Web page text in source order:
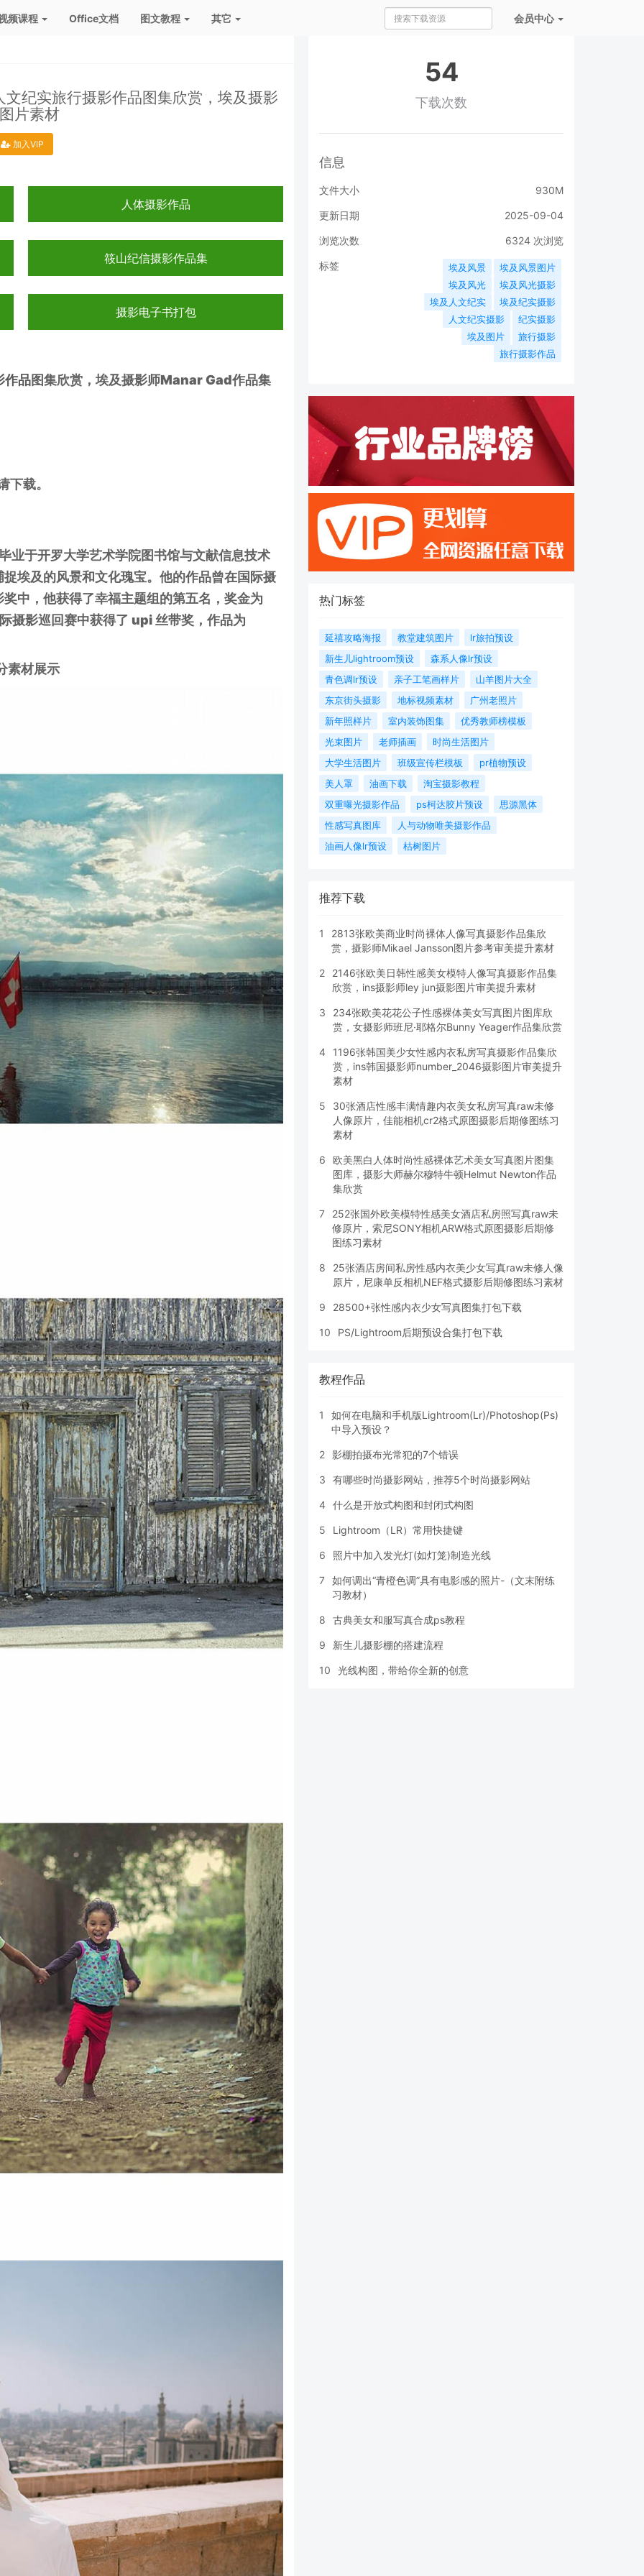
频课程 Office文档 图文教程 其它 会员中心
纪实旅行摄影作品图集欣赏，埃及摄影
片素材
加入VIP
人体摄影作品
筱山纪信摄影作品集
摄影电子书打包
作品图集欣赏，埃及摄影师Manar Gad作品集
下载。
业于开罗大学艺术学院图书馆与文献信息技术
埃及的风景和文化瑰宝。他的作品曾在国际摄
中，他获得了幸福主题组的第五名，奖金为
摄影巡回赛中获得了 upi 丝带奖，作品为
素材展示
54
下载次数
信息
文件大小 930M
更新日期 2025-09-04
浏览次数 6324 次浏览
标签 埃及风景
埃及风景图片
埃及风光
埃及风光摄影
埃及人文纪实
埃及纪实摄影
人文纪实摄影
纪实摄影
埃及图片
旅行摄影
旅行摄影作品
热门标签
延禧攻略海报 教堂建筑图片
lr旅拍预设
新生儿lightroom预设
森系人像lr预设
青色调lr预设
亲子工笔画样片
山羊图片大全
东京街头摄影
地标视频素材
广州老照片
新年照样片
室内装饰图集
优秀教师榜模板
光束图片
老师插画
时尚生活图片
大学生活图片
班级宣传栏模板
pr植物预设
美人罩
油画下载
淘宝摄影教程
双重曝光摄影作品
ps柯达胶片预设
思源黑体
性感写真图库
人与动物唯美摄影作品
油画人像lr预设
枯树图片
推荐下载
1
2813张欧美商业时尚裸体人像写真摄影作品集欣
赏，摄影师Mikael Jansson图片参考审美提升素材
2
2146张欧美日韩性感美女模特人像写真摄影作品集
欣赏，ins摄影师ley jun摄影图片审美提升素材
3
234张欧美花花公子性感裸体美女写真图片图库欣
赏，女摄影师班尼·耶格尔Bunny Yeager作品集欣赏
4
1196张韩国美少女性感内衣私房写真摄影作品集欣
赏，ins韩国摄影师number_2046摄影图片审美提升
素材
5
30张酒店性感丰满情趣内衣美女私房写真raw未修
人像原片，佳能相机cr2格式原图摄影后期修图练习
素材
6
欧美黑白人体时尚性感裸体艺术美女写真图片图集
图库，摄影大师赫尔穆特牛顿Helmut Newton作品
集欣赏
7
252张国外欧美模特性感美女酒店私房照写真raw未
修原片，索尼SONY相机ARW格式原图摄影后期修
图练习素材
8
25张酒店房间私房性感内衣美少女写真raw未修人像
原片，尼康单反相机NEF格式摄影后期修图练习素材
9 28500+张性感内衣少女写真图集打包下载
10 PS/Lightroom后期预设合集打包下载
教程作品
1
如何在电脑和手机版Lightroom(Lr)/Photoshop(Ps)
中导入预设？
2 影棚拍摄布光常犯的7个错误
3 有哪些时尚摄影网站，推荐5个时尚摄影网站
4 什么是开放式构图和封闭式构图
5 Lightroom（LR）常用快捷键
6 照片中加入发光灯(如灯笼)制造光线
7 如何调出“青橙色调”具有电影感的照片-（文末附练
习教材）
8 古典美女和服写真合成ps教程
9 新生儿摄影棚的搭建流程
10 光线构图，带给你全新的创意